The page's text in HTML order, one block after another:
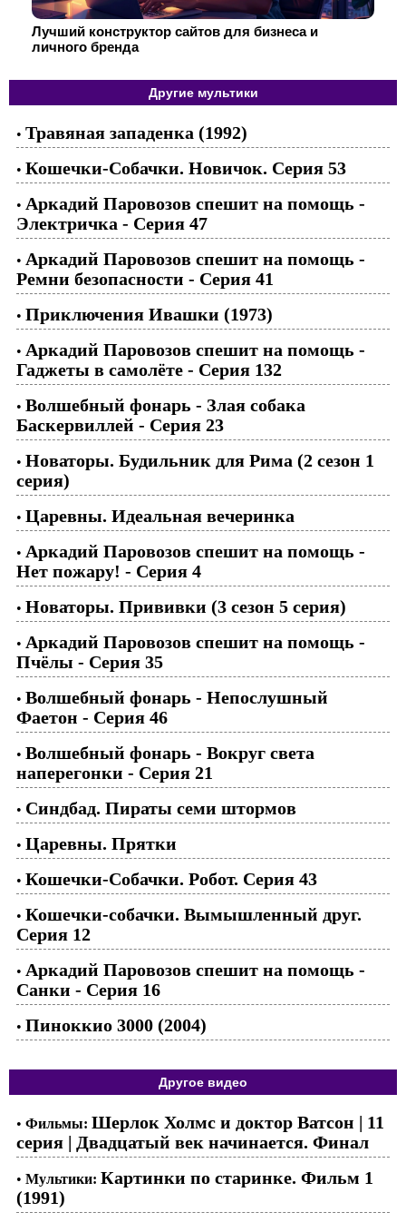
Лучший конструктор сайтов для бизнеса и
личного бренда
Другие мультики
• Травяная западенка (1992)
• Кошечки-Собачки. Новичок. Серия 53
• Аркадий Паровозов спешит на помощь -
Электричка - Cерия 47
• Аркадий Паровозов спешит на помощь -
Ремни безопасности - Cерия 41
• Приключения Ивашки (1973)
• Аркадий Паровозов спешит на помощь -
Гаджеты в самолёте - Серия 132
• Волшебный фонарь - Злая собака
Баскервиллей - Серия 23
• Новаторы. Будильник для Рима (2 сезон 1
серия)
• Царевны. Идеальная вечеринка
• Аркадий Паровозов спешит на помощь -
Нет пожару! - Серия 4
• Новаторы. Прививки (3 сезон 5 серия)
• Аркадий Паровозов спешит на помощь -
Пчёлы - Серия 35
• Волшебный фонарь - Непослушный
Фаетон - Серия 46
• Волшебный фонарь - Вокруг света
наперегонки - Серия 21
• Синдбад. Пираты семи штормов
• Царевны. Прятки
• Кошечки-Собачки. Робот. Серия 43
• Кошечки-собачки. Вымышленный друг.
Серия 12
• Аркадий Паровозов спешит на помощь -
Санки - Серия 16
• Пиноккио 3000 (2004)
Другое видео
• Фильмы: Шерлок Холмс и доктор Ватсон | 11
серия | Двадцатый век начинается. Финал
• Мультики: Картинки по старинке. Фильм 1
(1991)